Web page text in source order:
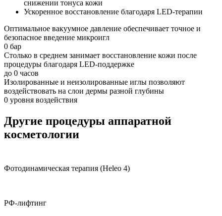
снижении тонуса кожи
Ускоренное восстановление благодаря LED-терапии
Оптимальное вакуумное давление обеспечивает точное и
безопасное введение микроигл
0 бар
Столько в среднем занимает восстановление кожи после
процедуры благодаря LED-поддержке
до 0 часов
Изолированные и неизолированные иглы позволяют
воздействовать на слои дермы разной глубины
0 уровня воздействия
Другие процедуры аппаратной
косметологии
Фотодинамическая терапия (Heleo 4)
РФ-лифтинг